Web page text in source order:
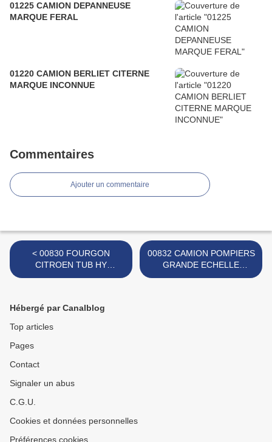
01225 CAMION DEPANNEUSE
MARQUE FERAL
01220 CAMION BERLIET CITERNE
MARQUE INCONNUE
Commentaires
Ajouter un commentaire
< 00830 FOURGON
CITROEN TUB HY
POMPIERS MARQUE
00832 CAMION POMPIERS
GRANDE ECHELLE
MARQUE INCONNUE >
Hébergé par Canalblog
Top articles
Pages
Contact
Signaler un abus
C.G.U.
Cookies et données personnelles
Préférences cookies